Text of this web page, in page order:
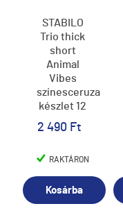
STABILO
Trio thick
short
Animal
Vibes
színesceruza
készlet 12
db-os
2 490 Ft
RAKTÁRON
Kosárba